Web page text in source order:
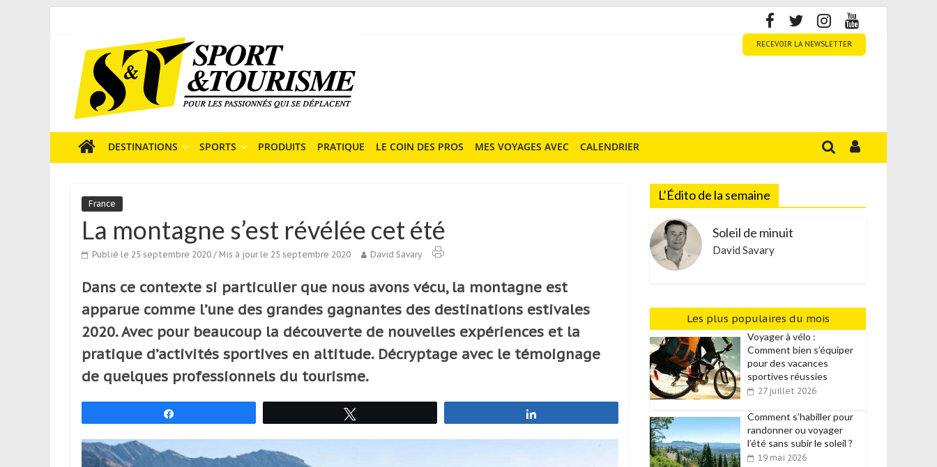
content
Tourisme
est
un
média
sur
sportif
qui
s’adresse
aux
ponctuels
ou
réguliers,
pratiquants,
passionnés
ou
de
sport,
qui
RECEVOIR LA NEWSLETTER
DESTINATIONS SPORTS PRODUITS PRATIQUE LE COIN DES PROS MES VOYAGES AVEC CALENDRIER
France
La montagne s’est révélée cet été
Publié le 25 septembre 2020 / Mis à jour le 25 septembre 2020 David Savary
Dans ce contexte si particulier que nous avons vécu, la montagne est
apparue comme l’une des grandes gagnantes des destinations estivales
2020. Avec pour beaucoup la découverte de nouvelles expériences et la
pratique d’activités sportives en altitude. Décryptage avec le témoignage
de quelques professionnels du tourisme.
L’Édito de la semaine
Soleil de minuit
David Savary
Les plus populaires du mois
Voyager à vélo :
Comment bien s’équiper
pour des vacances
sportives réussies
27 juillet 2026
Comment s’habiller pour
randonner ou voyager
l’été sans subir le soleil ?
19 mai 2026